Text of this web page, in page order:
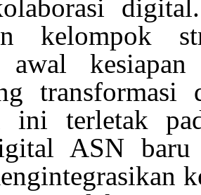
kelompok
awal
ini terletak
ASNbaru